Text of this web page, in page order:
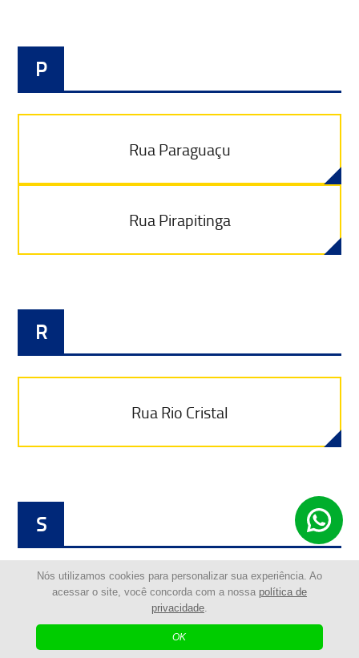
Nós utilizamos cookies para personalizar sua experiência. Ao
acessar o site, você concorda com a nossa política de
privacidade.
OK
P
Rua Paraguaçu
Rua Pirapitinga
R
Rua Rio Cristal
S
Rua Salinas